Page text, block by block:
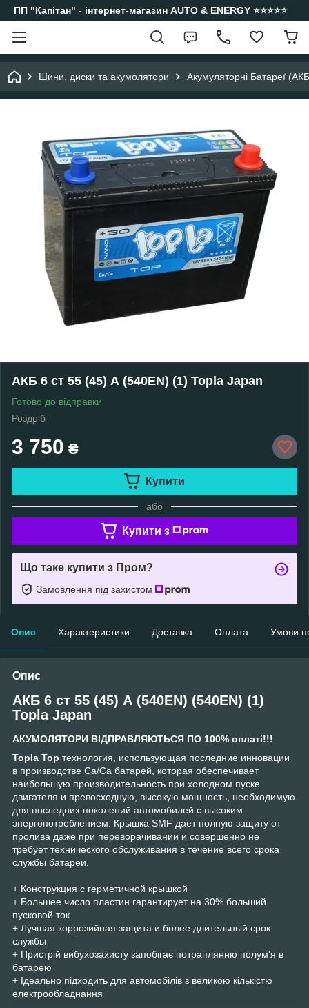
ПП "Капітан" - інтернет-магазин AUTO & ENERGY ⭐️⭐️⭐️⭐️⭐️
Шини, диски та акумолятори Акумуляторні Батареї
АКБ 6 ст 55 (45) А (540EN) (1) Topla Japan
Готово до відправки
Роздріб
3 750 ₴
Купити
або
Купити з
Що таке купити з Пром?
Замовлення під захистом
Опис Характеристики Доставка Оплата Умови
Опис
АКБ 6 ст 55 (45) А (540EN) (540EN) (1)
Topla Japan
АКУМОЛЯТОРИ ВІДПРАВЛЯЮТЬСЯ ПО 100% оплаті!!!
Topla Top технология, использующая последние инновации
в производстве Са/Са батарей, которая обеспечивает
наибольшую производительность при холодном пуске
двигателя и превосходную, высокую мощность, необходимую
для последних поколений автомобилей с высоким
энергопотреблением. Крышка SMF дает полную защиту от
пролива даже при переворачивании и совершенно не
требует технического обслуживания в течение всего срока
службы батареи.
+ Конструкция с герметичной крышкой
+ Большее число пластин гарантирует на 30% больший
пусковой ток
+ Лучшая коррозийная защита и более длительный срок
службы
+ Пристрій вибухозахисту запобігає потраплянню полум'я в
батарею
+ Ідеально підходить для автомобілів з великою кількістю
електрообладнання